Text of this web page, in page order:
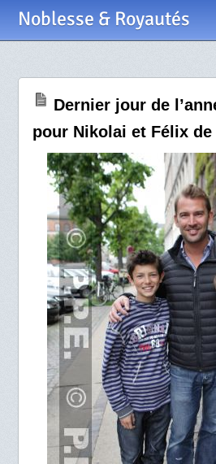
Noblesse & Royautés
Dernier jour de
pour Nikolai et Félix de